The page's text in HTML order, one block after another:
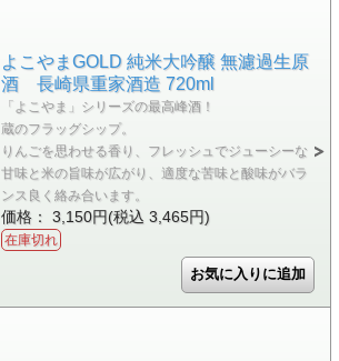
よこやまGOLD 純米大吟醸 無濾過生原
酒 長崎県重家酒造 720ml
「よこやま」シリーズの最高峰酒！
蔵のフラッグシップ。
りんごを思わせる香り、フレッシュでジューシーな
甘味と米の旨味が広がり、適度な苦味と酸味がバラ
ンス良く絡み合います。
価格： 3,150円(税込 3,465円)
在庫切れ